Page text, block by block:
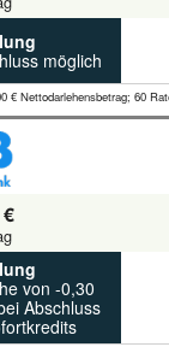
möglich
€ Nettodarlehensbetrag; 60
von -0,30
Abschluss